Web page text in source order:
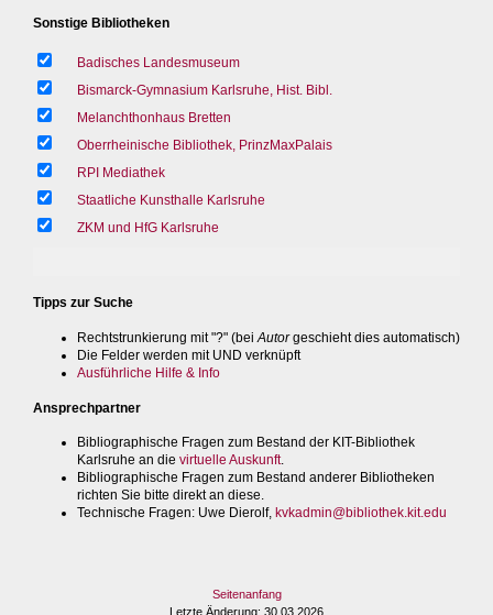
Sonstige Bibliotheken
Badisches Landesmuseum
Bismarck-Gymnasium Karlsruhe, Hist. Bibl.
Melanchthonhaus Bretten
Oberrheinische Bibliothek, PrinzMaxPalais
RPI Mediathek
Staatliche Kunsthalle Karlsruhe
ZKM und HfG Karlsruhe
Tipps zur Suche
Rechtstrunkierung mit "?" (bei Autorgeschieht dies automatisch)
Die Felder werden mit UND verknüpft
Ausführliche Hilfe & Info
Ansprechpartner
Bibliographische Fragen zum Bestand der KIT-Bibliothek
Karlsruhe an die virtuelle Auskunft.
Bibliographische Fragen zum Bestand anderer Bibliotheken
richten Sie bitte direkt an diese.
Technische Fragen: Uwe Dierolf, kvkadmin@bibliothek.kit.edu
Seitenanfang
Letzte Änderung: 30.03.2026